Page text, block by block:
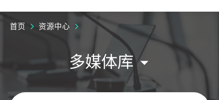
首页 资源中心
多媒体库